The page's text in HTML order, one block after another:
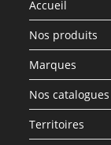
Accueil
Nos produits
Marques
Nos catalogues
Territoires